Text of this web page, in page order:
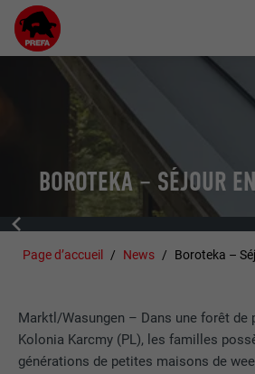
BOROTEKA – SÉJOUR
Page d’accueil News Boroteka –
Marktl/Wasungen – Dans une forêt de
Kolonia Karcmy (PL), les familles
générations de petites maisons de